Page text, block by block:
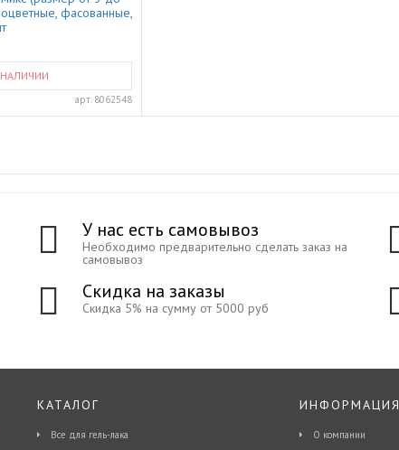
фасованные,
арт. 8062548
У нас есть самовывоз
Необходимо предварительно сделать заказ на
самовывоз
Скидка на заказы
Скидка 5% на сумму от 5000 руб
КАТАЛОГ
Все для гель-лака
ИНФОРМАЦИЯ
О компании